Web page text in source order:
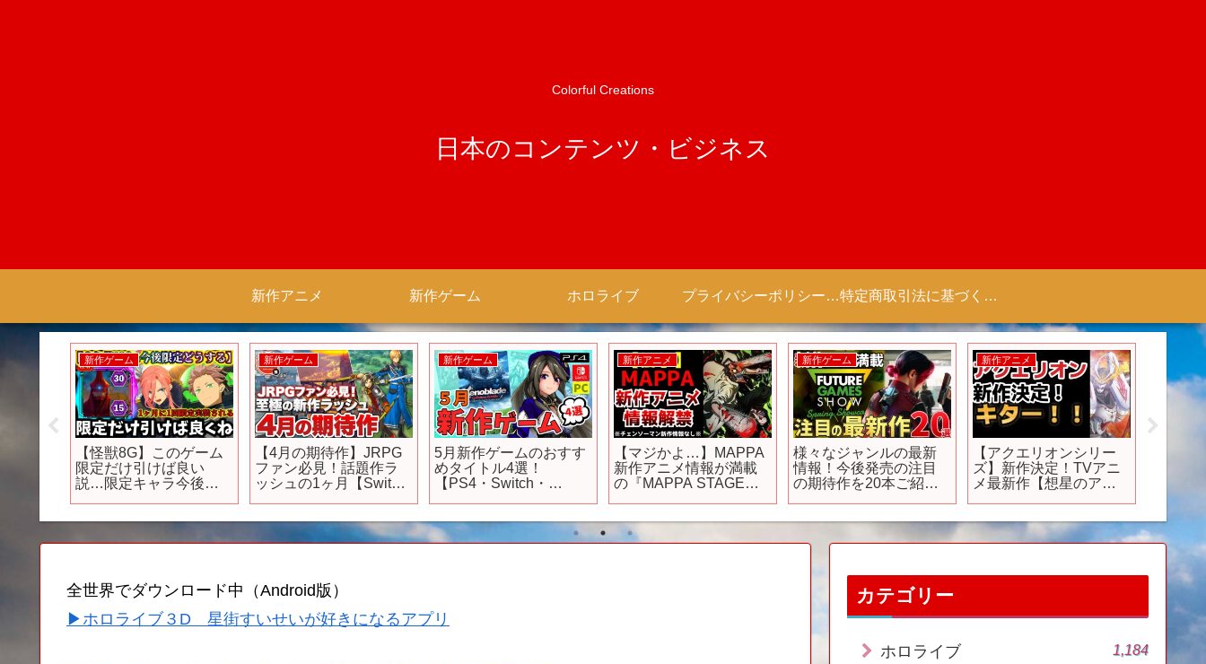
Colorful Creations
日本のコンテンツ・ビジネス
新作アニメ 新作ゲーム ホロライブ プライバシーポリシー 【Colorful Creation】 特定商取引法に基づく表記（商取引に関する開示）
新作ゲーム
【怪獣8G】このゲーム
限定だけ引けば良い
説…限定キャラ今後ど
意【怪獣8号 THE
GAME】【新作ゲームア
新作ゲーム
【4月の期待作】JRPG
ファン必見！話題作ラ
ッシュの1ヶ月【Switch
/ PC】
新作ゲーム
5月新作ゲームのおすす
めタイトル4選！
【PS4・Switch・
新作アニメ
【マジかよ…】MAPPA
新作アニメ情報が満載
の『MAPPA STAGE
【アニメ】【チェンソ
ーマン】【アリスとテ
新作ゲーム
様々なジャンルの最新
情報！今後発売の注目
の期待作を20本ご紹
新作アニメ
【アクエリオンシリー
ズ】新作決定！TVアニ
メ最新作【想星のアク
報！！
全世界でダウンロード中（Android版）
▶ホロライブ３D 星街すいせいが好きになるアプリ
カテゴリー
ホロライブ 1,184